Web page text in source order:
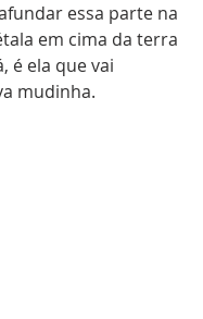
essa parte na
em cima da terra
é ela que vai
mudinha.